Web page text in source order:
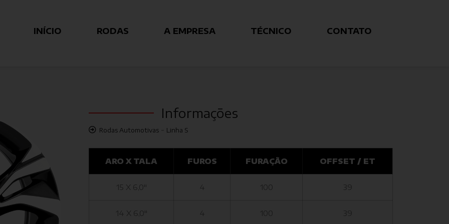
INÍCIO RODAS A EMPRESA TÉCNICO CONTATO
Informações
Rodas Automotivas - Linha S
ARO X TALA FUROS FURAÇÃO OFFSET / ET
15 X 6,0" 4 100 39
14 X 6,0" 4 100 39